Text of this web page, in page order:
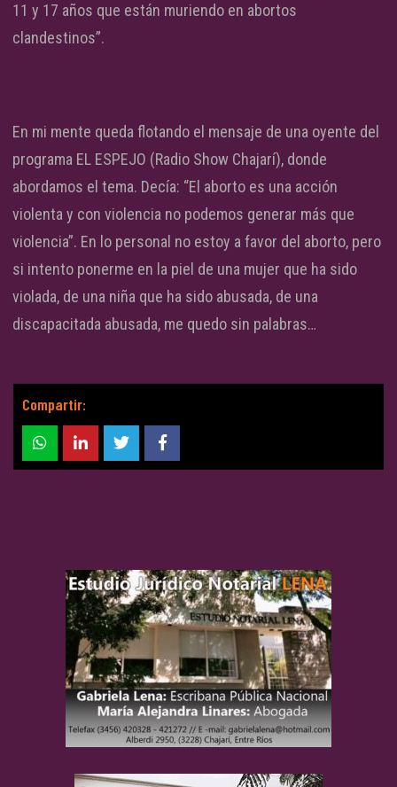
11 y 17 años que están muriendo en abortos
clandestinos”.
En mi mente queda flotando el mensaje de una oyente del
programa EL ESPEJO (Radio Show Chajarí), donde
abordamos el tema. Decía: “El aborto es una acción
violenta y con violencia no podemos generar más que
violencia”. En lo personal no estoy a favor del aborto, pero
si intento ponerme en la piel de una mujer que ha sido
violada, de una niña que ha sido abusada, de una
discapacitada abusada, me quedo sin palabras…
Compartir: